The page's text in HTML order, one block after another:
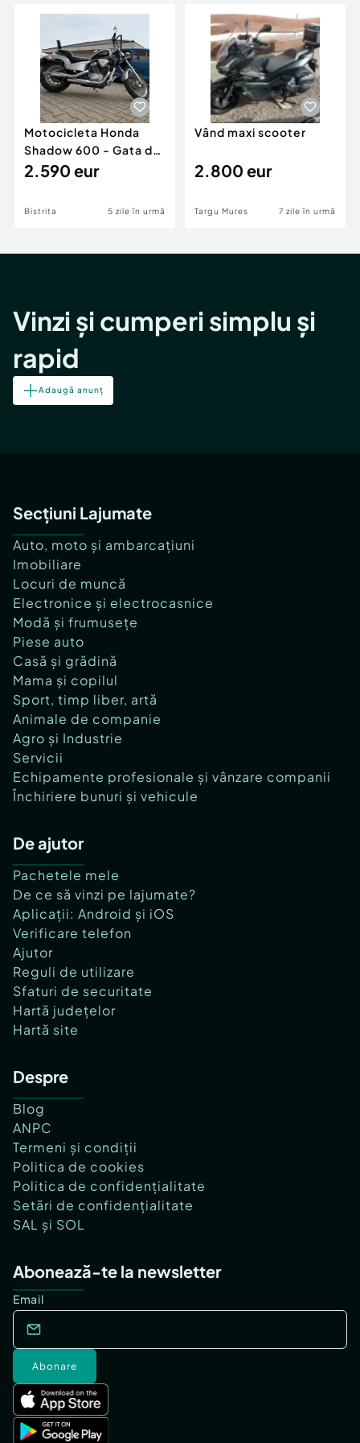
Animale de companie
Afaceri și echipamente profesionale
Inchiriere Bunuri si Vehicule
Utilaje agricole si industriale
Piese auto si accesorii
Dacia Duster
Motocicleta Honda
Shadow 600 - Gata de
sezon
2.590 eur
Bistrita 5 zile în urmă
Vând maxi scooter
2.800 eur
Targu Mures 7 zile în urmă
Vinzi și cumperi simplu și
rapid
Adaugă anunț
Secțiuni Lajumate
Auto, moto și ambarcațiuni
Imobiliare
Locuri de muncă
Electronice și electrocasnice
Modă și frumusețe
Piese auto
Casă și grădină
Mama și copilul
Sport, timp liber, artă
Animale de companie
Agro și Industrie
Servicii
Echipamente profesionale și vânzare companii
Închiriere bunuri și vehicule
De ajutor
Pachetele mele
De ce să vinzi pe lajumate?
Aplicații: Android și iOS
Verificare telefon
Ajutor
Reguli de utilizare
Sfaturi de securitate
Hartă județelor
Hartă site
Despre
Blog
ANPC
Termeni și condiții
Politica de cookies
Politica de confidențialitate
Setări de confidențialitate
SAL și SOL
Abonează-te la newsletter
Email
Abonare